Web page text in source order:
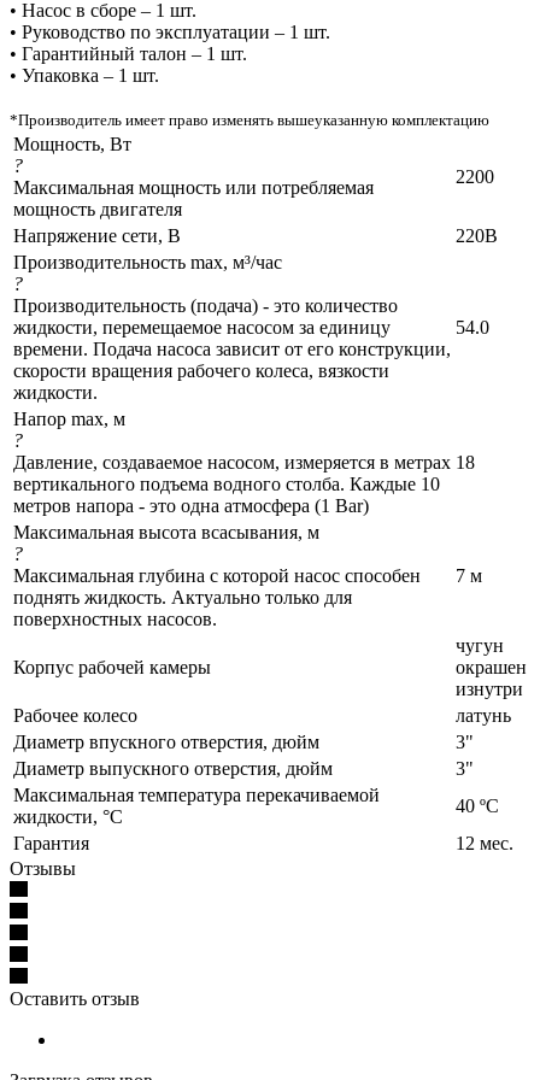
• Насос в сборе – 1 шт.
• Руководство по эксплуатации – 1 шт.
• Гарантийный талон – 1 шт.
• Упаковка – 1 шт.
*Производитель имеет право изменять вышеуказанную комплектацию
Мощность, Вт
?
Максимальная мощность или потребляемая
мощность двигателя
2200
Напряжение сети, В
220В
Производительность max, м³/час
?
Производительность (подача) - это количество
жидкости, перемещаемое насосом за единицу
времени. Подача насоса зависит от его конструкции,
скорости вращения рабочего колеса, вязкости
жидкости.
54.0
Напор max, м
?
Давление, создаваемое насосом, измеряется в метрах
вертикального подъема водного столба. Каждые 10
метров напора - это одна атмосфера (1 Bar)
18
Максимальная высота всасывания, м
?
Максимальная глубина с которой насос способен
поднять жидкость. Актуально только для
поверхностных насосов.
7 м
Корпус рабочей камеры
чугун
окрашен
изнутри
Рабочее колесо
латунь
Диаметр впускного отверстия, дюйм
3"
Диаметр выпускного отверстия, дюйм
3"
Максимальная температура перекачиваемой
жидкости, °C
40 ºС
Гарантия
12 мес.
Отзывы
Оставить отзыв